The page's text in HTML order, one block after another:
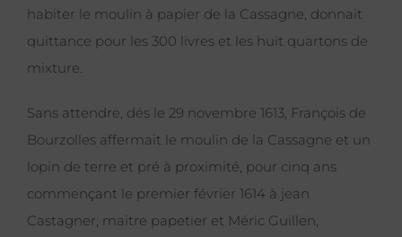
habiter le moulin à papier de la Cassagne, donnait
quittance pour les 300 livres et les huit quartons de
mixture.
Sans attendre, dés le 29 novembre 1613, François de
Bourzolles affermait le moulin de la Cassagne et un
lopin de terre et pré à proximité, pour cinq ans
commençant le premier février 1614 à jean
Castagner, maitre papetier et Méric Guillen,